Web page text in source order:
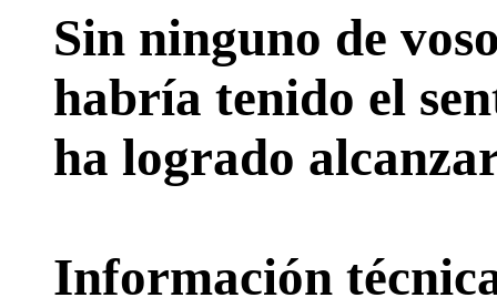
Sin ninguno de
habría tenido el
ha logrado
Información